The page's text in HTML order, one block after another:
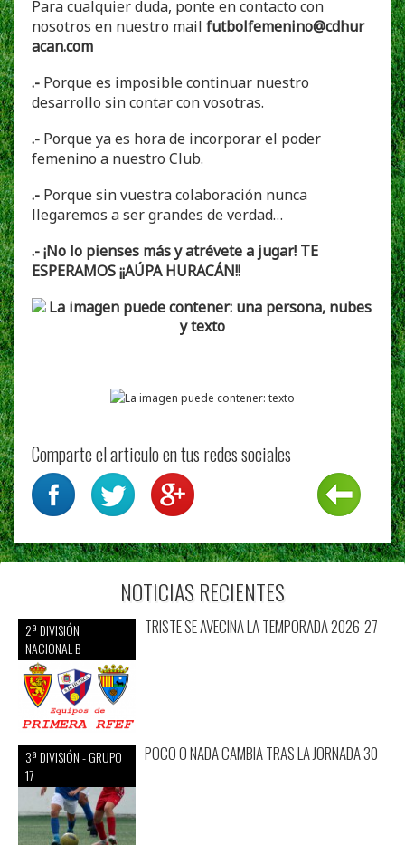
Para cualquier duda, ponte en contacto con
nosotros en nuestro mail futbolfemenino@cdhur
acan.com
.- Porque es imposible continuar nuestro
desarrollo sin contar con vosotras.
.- Porque ya es hora de incorporar el poder
femenino a nuestro Club.
.- Porque sin vuestra colaboración nunca
llegaremos a ser grandes de verdad…
.- ¡No lo pienses más y atrévete a jugar! TE
ESPERAMOS ¡¡AÚPA HURACÁN!!
Comparte el articulo en tus redes sociales
NOTICIAS RECIENTES
2ª DIVISIÓN
NACIONAL B
TRISTE SE AVECINA LA TEMPORADA 2026-27
3ª DIVISIÓN - GRUPO
17
POCO O NADA CAMBIA TRAS LA JORNADA 30